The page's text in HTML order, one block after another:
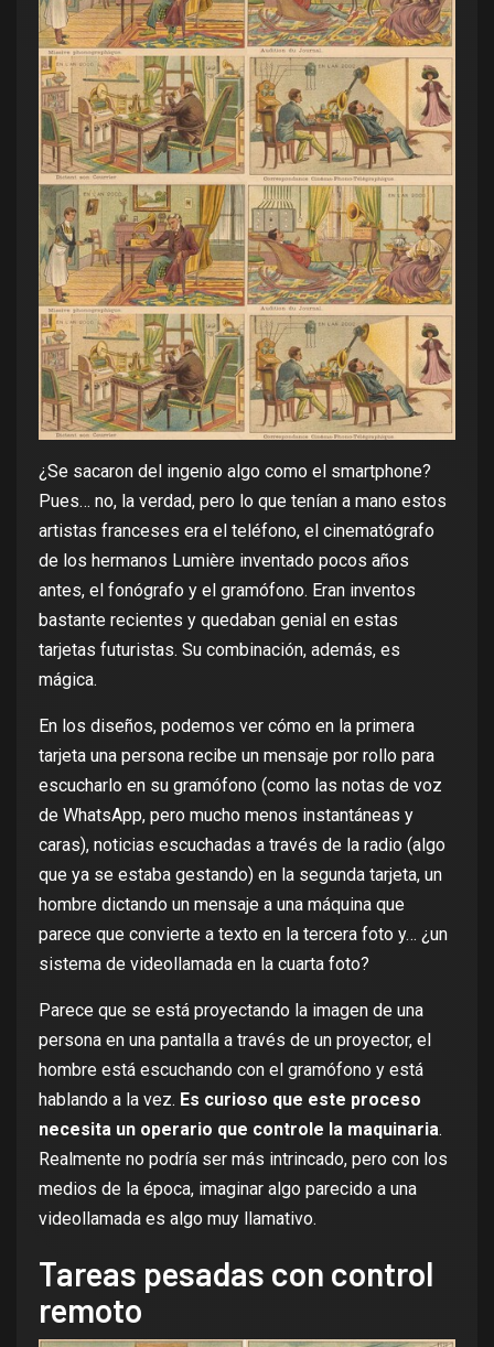
¿Se sacaron del ingenio algo como el smartphone?
Pues… no, la verdad, pero lo que tenían a mano estos
artistas franceses era el teléfono, el cinematógrafo
de los hermanos Lumière inventado pocos años
antes, el fonógrafo y el gramófono. Eran inventos
bastante recientes y quedaban genial en estas
tarjetas futuristas. Su combinación, además, es
mágica.
En los diseños, podemos ver cómo en la primera
tarjeta una persona recibe un mensaje por rollo para
escucharlo en su gramófono (como las notas de voz
de WhatsApp, pero mucho menos instantáneas y
caras), noticias escuchadas a través de la radio (algo
que ya se estaba gestando) en la segunda tarjeta, un
hombre dictando un mensaje a una máquina que
parece que convierte a texto en la tercera foto y… ¿un
sistema de videollamada en la cuarta foto?
Parece que se está proyectando la imagen de una
persona en una pantalla a través de un proyector, el
hombre está escuchando con el gramófono y está
hablando a la vez. Es curioso que este proceso
necesita un operario que controle la maquinaria.
Realmente no podría ser más intrincado, pero con los
medios de la época, imaginar algo parecido a una
videollamada es algo muy llamativo.
Tareas pesadas con control
remoto